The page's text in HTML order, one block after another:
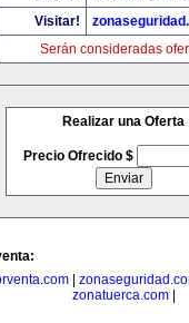
Visitar!
Serán consideradas
Realizar una Oferta
Precio Ofrecido $
|
zonatuerca.com|